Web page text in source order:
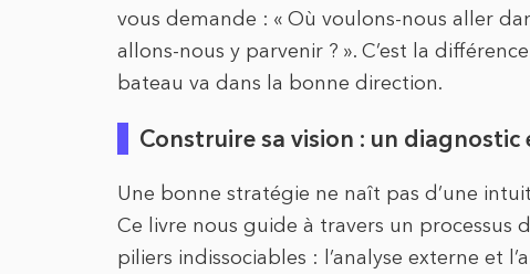
vous demande : « Où voulons-nous aller
allons-nous y parvenir ? ». C’est la
bateau va dans la bonne direction.
Construire sa vision : un diagnostic
Une bonne stratégie ne naît pas d’une
Ce livre nous guide à travers un
piliers indissociables : l’analyse externe et